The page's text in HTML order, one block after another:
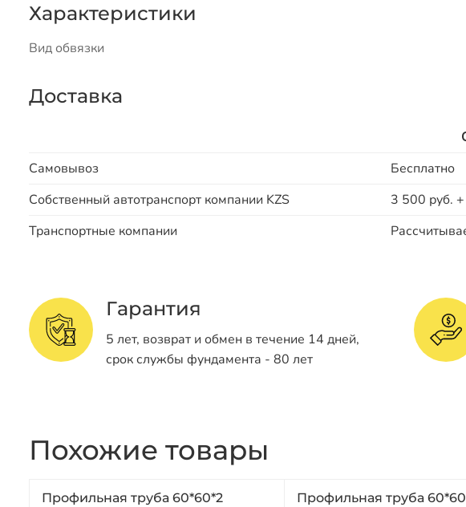
Характеристики
Вид обвязки
Доставка
Самовывоз
Бесплатно
Собственный автотранспорт компании KZS
3 500 руб.
Транспортные компании
Гарантия
5 лет, возврат и обмен в течение 14 дней,
срок службы фундамента - 80 лет
Похожие товары
Профильная труба 60*60*2 Профильная труба